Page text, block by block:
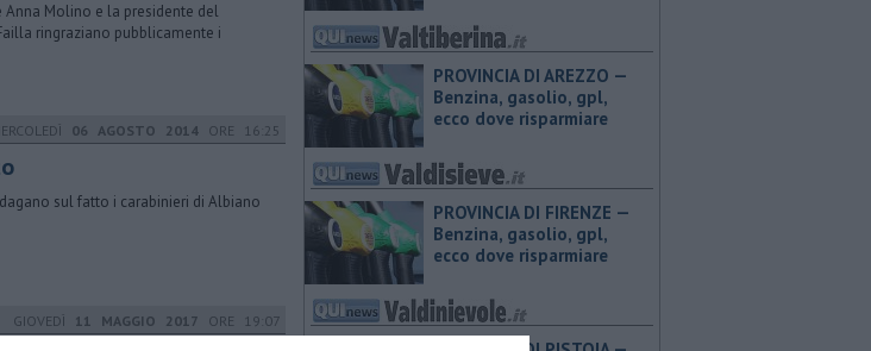
Molino e la presidente del
ringraziano pubblicamente i
06 AGOSTO 2014 ORE 16:25
sul fatto i carabinieri di Albiano
GIOVEDÌ 11 MAGGIO 2017 ORE 19:07
PROVINCIA DI AREZZO — ​
Benzina, gasolio, gpl,
ecco dove risparmiare
PROVINCIA DI FIRENZE — ​
Benzina, gasolio, gpl,
ecco dove risparmiare